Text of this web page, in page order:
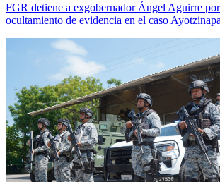
FGR detiene a exgobernador Ángel Aguirre
ocultamiento de evidencia en el caso Ayotzinapa